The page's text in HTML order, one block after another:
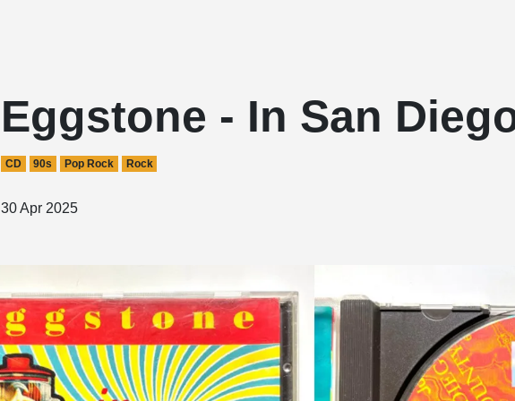
Eggstone - In San
CD 90s Pop Rock Rock
30 Apr 2025